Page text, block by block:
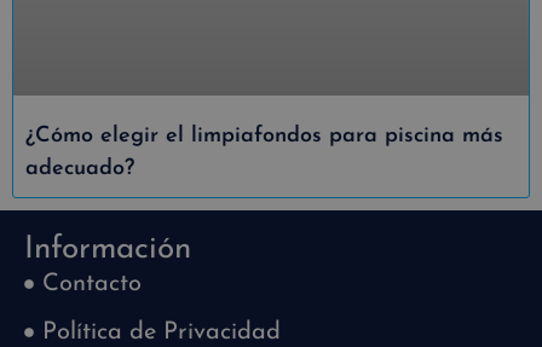
¿Cómo elegir el limpiafondos para piscina más
adecuado?
Información
Contacto
Política de Privacidad